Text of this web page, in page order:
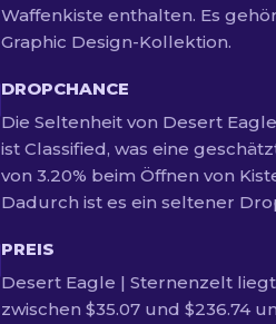
Waffenkiste enthalten. Es
Graphic Design-Kollektion.
DROPCHANCE
Die Seltenheit von Desert
ist Classified, was eine
von 3.20% beim Öffnen von
Dadurch ist es ein seltener
PREIS
Desert Eagle | Sternenzelt
zwischen $35.07 und $236.74